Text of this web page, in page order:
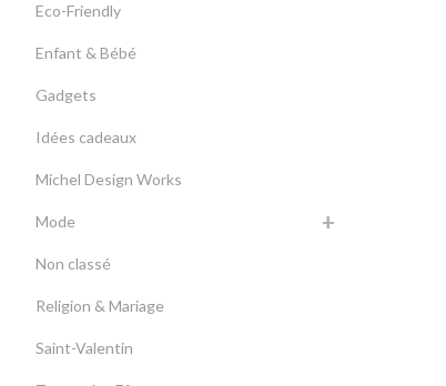
Eco-Friendly
Enfant & Bébé
Gadgets
Idées cadeaux
Michel Design Works
Mode
Non classé
Religion & Mariage
Saint-Valentin